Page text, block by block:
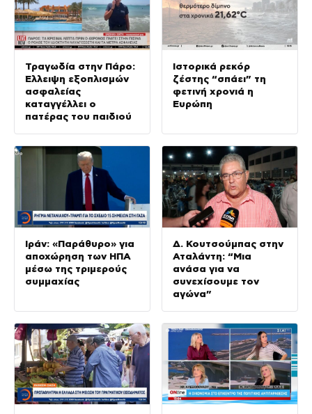
Τραγωδία στην Πάρο:
Έλλειψη εξοπλισμών
ασφαλείας
καταγγέλλει ο
πατέρας του παιδιού
Ιστορικά ρεκόρ
ζέστης “σπάει” τη
φετινή χρονιά η
Ευρώπη
Ιράν: «Παράθυρο» για
αποχώρηση των ΗΠΑ
μέσω της τριμερούς
συμμαχίας
Δ. Κουτσούμπας στην
Αταλάντη: “Μια
ανάσα για να
συνεχίσουμε τον
αγώνα”